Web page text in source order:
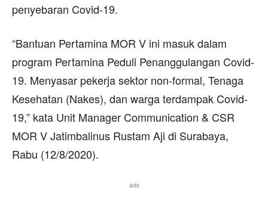
penyebaran Covid-19.
“Bantuan Pertamina MOR V ini masuk dalam
program Pertamina Peduli Penanggulangan Covid-
19. Menyasar pekerja sektor non-formal, Tenaga
Kesehatan (Nakes), dan warga terdampak Covid-
19,” kata Unit Manager Communication & CSR
MOR V Jatimbalinus Rustam Aji di Surabaya,
Rabu (12/8/2020).
ads